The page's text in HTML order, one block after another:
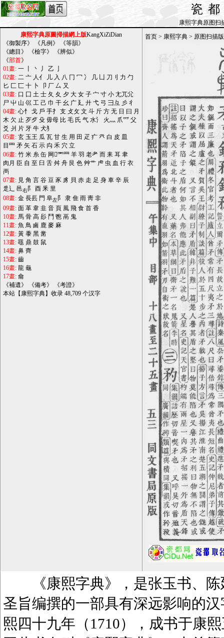
瓷
康熙字典原图扫
康熙字典原圖掃描網上版KangXiZiDian
《御製序》 《凡例 》 《等韻》
《總目 》 《檢字》 《辨似》
《部首》
01畫: 一 丶 丿 乙
02畫: 二 亠 人亻 儿 入 八 冂 冖 冫 几 凵 刀刂 力 勹
匕 匚 匸 十 卜 卩 厂 厶 又
03畫: 口 囗 土 士 夂 夊 夕 大 女 子 宀 寸 小 尢兀尣
尸 屮 山 巛 工 己 巾 干 幺 广 廴 廾 弋 弓 彐彑 彡 彳
04畫: 心忄 戈 戶 手扌 支 攴攵 文 斗 斤 方 无 日 曰 月
木 欠 止 歹歺 殳 毋母 比 毛 氏 气 水氵 火灬 爪爫 父
爻 爿 片 牙 牛 犬犭
05畫: 玄 玉王 瓜 瓦 甘 生 用 田 疋 疒 癶 白 皮 皿
目罒 矛 矢 石 示 禸 禾 穴 立
06畫: 竹 米 糸 缶 网罓罒 羊 羽 老耂 而 耒 耳 聿
肉月 臣 自 至 臼 舌 舛 舟 艮 色 艸艹 虍 虫 血 行 衣
襾
07畫: 見 角 言 谷 豆 豕 豸 貝 赤 走 足 身 車 辛 辰
辵辶
邑右阝 酉 釆 里
08畫: 金 長镸 門 阜左阝 隶 隹 雨 靑 非
09畫: 面 革 韋 韭 音 頁 風 飛 食 首 香
10畫: 馬 骨 高 髟 鬥 鬯 鬲 鬼
11畫: 魚 鳥 鹵 鹿 麥 麻
12畫: 黃 黍 黑 黹
13畫: 黽 鼎 鼓 鼠
14畫: 鼻 齊
15畫: 齒
16畫: 龍 龜
17畫: 龠
《補遺》 《備考》 《考證》
本站【康熙字典】收录 48,709 个汉字
首页 > 康熙字典 > 原图扫描版
《康熙字典》，是张玉书、陈
圣旨编撰的一部具有深远影响的
熙四十九年（1710），成书于康